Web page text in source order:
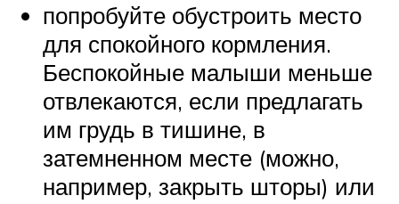
попробуйте обустроить место
для спокойного кормления.
Беспокойные малыши меньше
отвлекаются, если предлагать
им грудь в тишине, в
затемненном месте (можно,
например, закрыть шторы) или